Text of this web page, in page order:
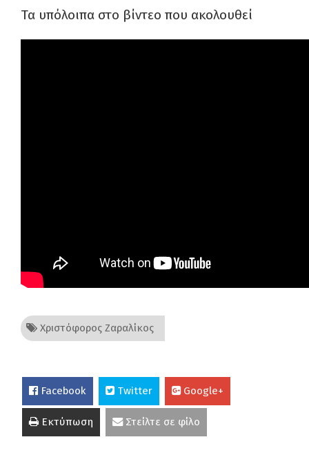
Τα υπόλοιπα στο βίντεο που ακολουθεί
Χριστόφορος Ζαραλίκος
Facebook Twitter Google+
Εκτύπωση Στείλτε σε φίλο